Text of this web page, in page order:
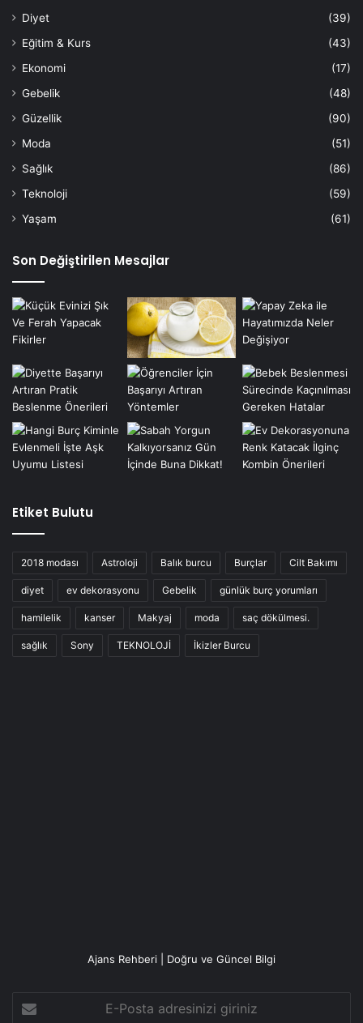
Diyet
(39)
Eğitim & Kurs
(43)
Ekonomi
(17)
Gebelik
(48)
Güzellik
(90)
Moda
(51)
Sağlık
(86)
Teknoloji
(59)
Yaşam
(61)
Son Değiştirilen Mesajlar
Etiket Bulutu
2018 modası Astroloji Balık burcu Burçlar Cilt Bakımı
diyet ev dekorasyonu Gebelik günlük burç yorumları
hamilelik kanser Makyaj moda saç dökülmesi.
sağlık Sony TEKNOLOJİ İkizler Burcu
Ajans Rehberi | Doğru ve Güncel Bilgi
Posta